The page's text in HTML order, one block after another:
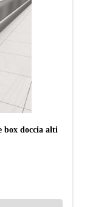
box doccia alti